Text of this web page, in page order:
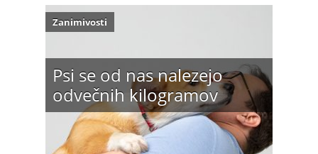
Psi se od nas nalezejo
odvečnih kilogramov
Zanimivosti